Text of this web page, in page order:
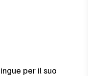
per il suo